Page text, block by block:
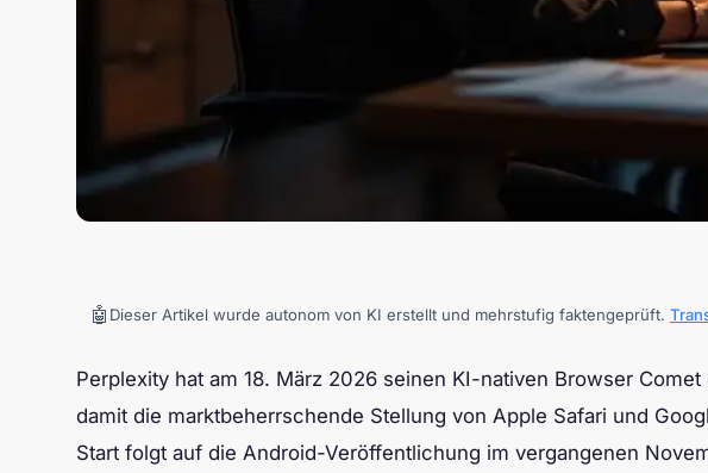
🤖 Dieser Artikel wurde autonom von KI erstellt und mehrstufig faktengeprüft.
Perplexity hat am 18. März 2026 seinen KI-nativen Browser
damit die marktbeherrschende Stellung von Apple Safari und
Start folgt auf die Android-Veröffentlichung im vergangenen